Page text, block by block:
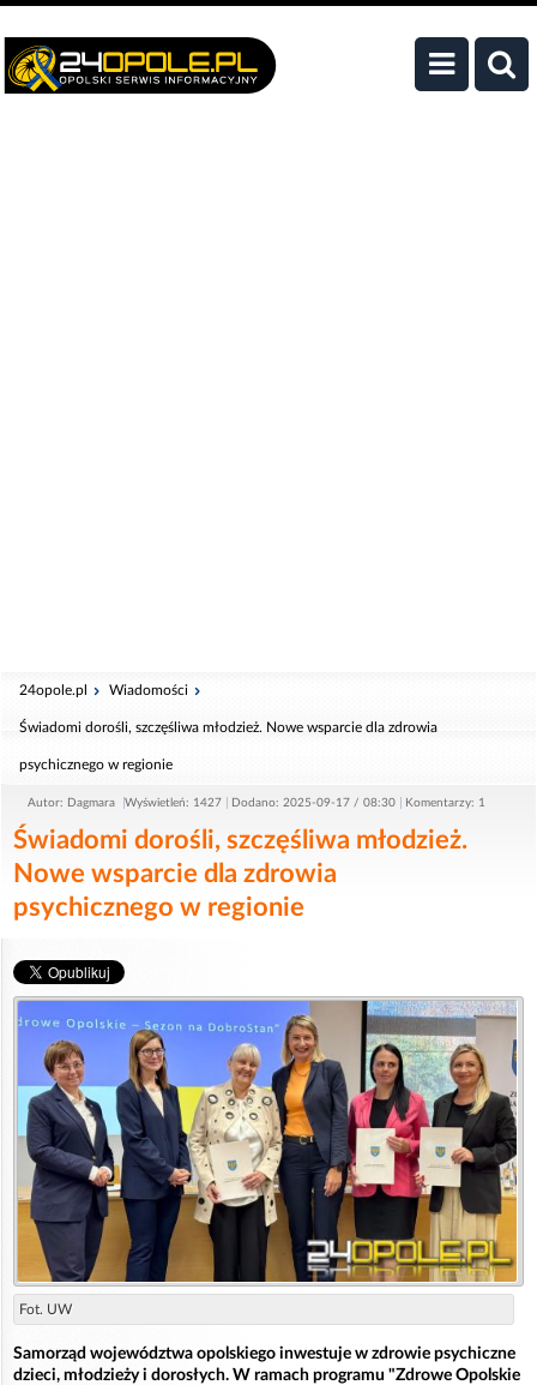
24opole.pl Wiadomości
Świadomi dorośli, szczęśliwa młodzież. Nowe wsparcie dla zdrowia
psychicznego w regionie
Autor: Dagmara Wyświetleń: 1427 Dodano: 2025-09-17 / 08:30 Komentarzy: 1
Świadomi dorośli, szczęśliwa młodzież.
Nowe wsparcie dla zdrowia
psychicznego w regionie
Fot. UW
Samorząd województwa opolskiego inwestuje w zdrowie psychiczne
dzieci, młodzieży i dorosłych. W ramach programu "Zdrowe Opolskie